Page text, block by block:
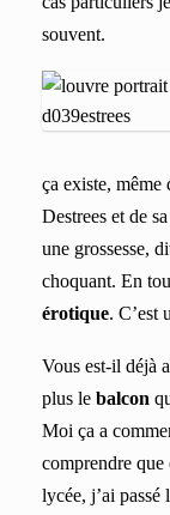
souvent.
ça existe, même
Destrees et de
une grossesse,
choquant. En
érotique. C’est
Vous est-il déjà
plus le balcon
Moi ça a
comprendre que
lycée, j’ai passé